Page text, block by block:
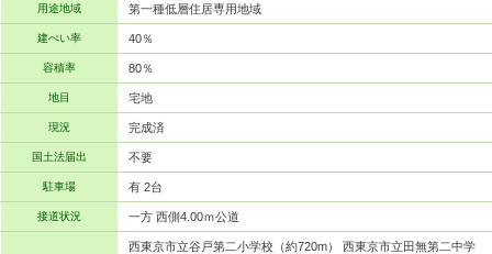
用途地域 第一種低層住居専用地域
建ぺい率 40％
容積率 80％
地目 宅地
現況 完成済
国土法届出 不要
駐車場 有 2台
接道状況 一方 西側4.00ｍ公道
西東京市立谷戸第二小学校（約720m） 西東京市立田無第二中学